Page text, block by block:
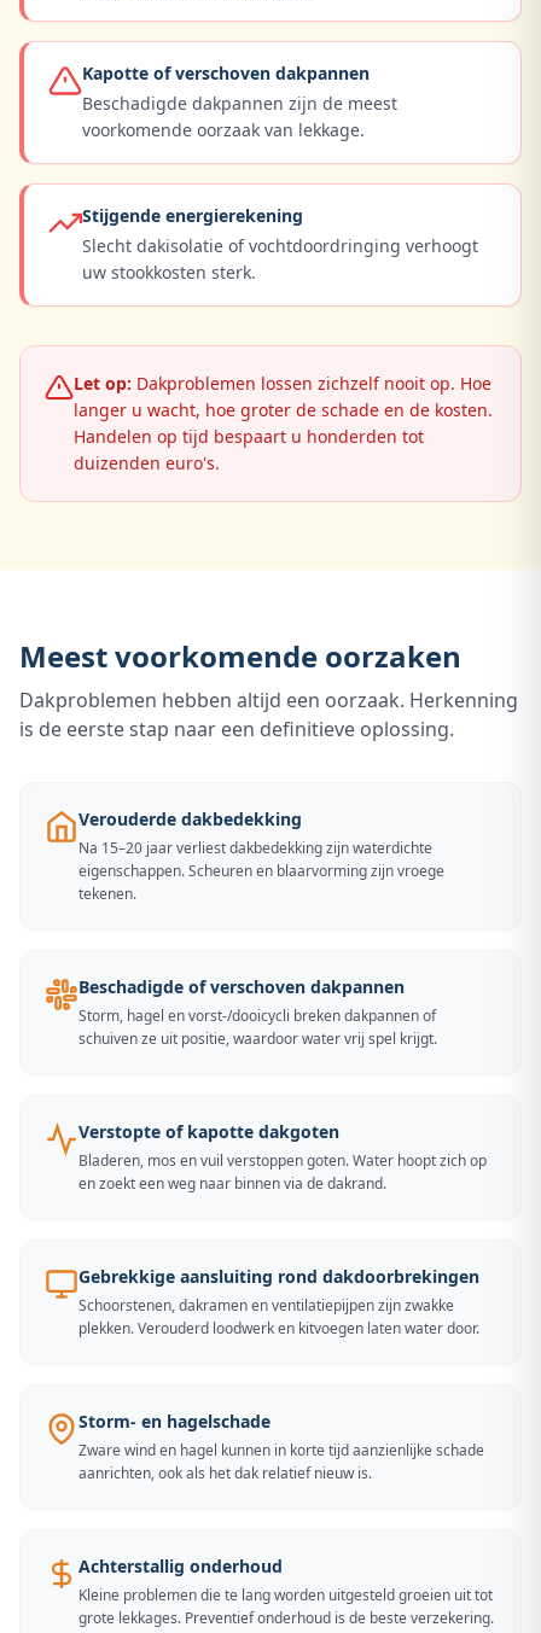
Kapotte of verschoven dakpannen
Beschadigde dakpannen zijn de meest
voorkomende oorzaak van lekkage.
Stijgende energierekening
Slecht dakisolatie of vochtdoordringing verhoogt
uw stookkosten sterk.
Let op: Dakproblemen lossen zichzelf nooit op. Hoe
langer u wacht, hoe groter de schade en de kosten.
Handelen op tijd bespaart u honderden tot
duizenden euro's.
Meest voorkomende oorzaken
Dakproblemen hebben altijd een oorzaak. Herkenning
is de eerste stap naar een definitieve oplossing.
Verouderde dakbedekking
Na 15–20 jaar verliest dakbedekking zijn waterdichte
eigenschappen. Scheuren en blaarvorming zijn vroege
tekenen.
Beschadigde of verschoven dakpannen
Storm, hagel en vorst-/dooicycli breken dakpannen of
schuiven ze uit positie, waardoor water vrij spel krijgt.
Verstopte of kapotte dakgoten
Bladeren, mos en vuil verstoppen goten. Water hoopt zich op
en zoekt een weg naar binnen via de dakrand.
Gebrekkige aansluiting rond dakdoorbrekingen
Schoorstenen, dakramen en ventilatiepijpen zijn zwakke
plekken. Verouderd loodwerk en kitvoegen laten water door.
Storm- en hagelschade
Zware wind en hagel kunnen in korte tijd aanzienlijke schade
aanrichten, ook als het dak relatief nieuw is.
Achterstallig onderhoud
Kleine problemen die te lang worden uitgesteld groeien uit tot
grote lekkages. Preventief onderhoud is de beste verzekering.